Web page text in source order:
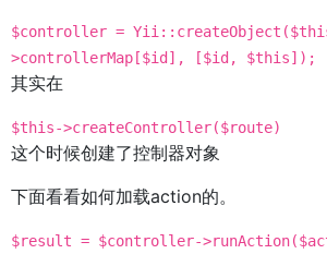
$controller =
>controllerMap[$id], [$id, $this]);
其实在
$this->createController($route)
这个时候创建了控制器对象
下面看看如何加载action的。
$result = $controller-